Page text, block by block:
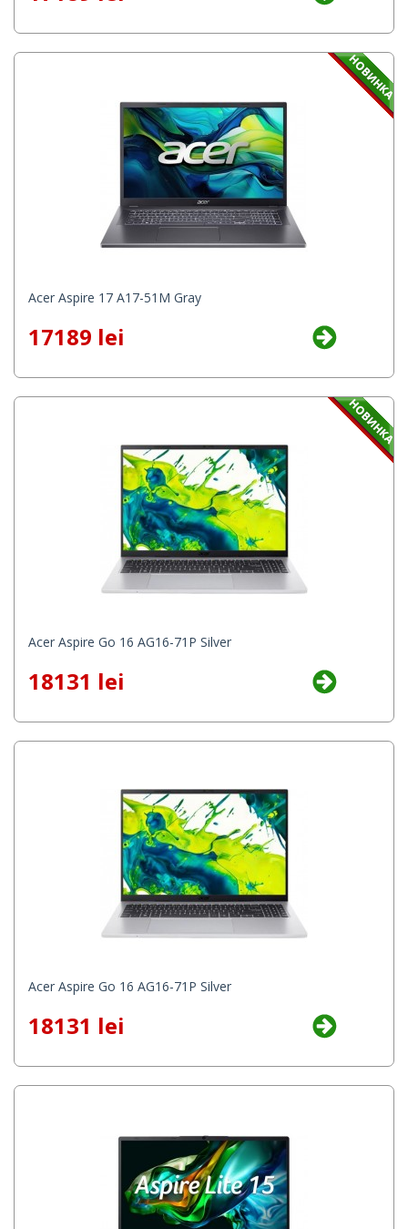
Acer Aspire 17 A17-51M Gray
17189 lei
Acer Aspire Go 16 AG16-71P Silver
18131 lei
Acer Aspire Go 16 AG16-71P Silver
18131 lei